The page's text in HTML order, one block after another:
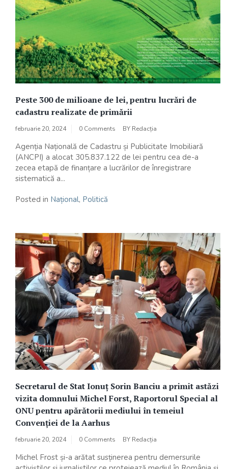
Peste 300 de milioane de lei, pentru lucrări de
cadastru realizate de primării
februarie 20, 2024 0 Comments BY Redacția
Agenția Națională de Cadastru și Publicitate Imobiliară
(ANCPI) a alocat 305.837.122 de lei pentru cea de-a
zecea etapă de finanțare a lucrărilor de înregistrare
sistematică a...
Posted in Național, Politică
Secretarul de Stat Ionuț Sorin Banciu a primit astăzi
vizita domnului Michel Forst, Raportorul Special al
ONU pentru apărătorii mediului în temeiul
Convenției de la Aarhus
februarie 20, 2024 0 Comments BY Redacția
Michel Frost și-a arătat susținerea pentru demersurile